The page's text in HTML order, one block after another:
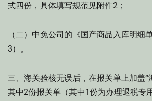
式四份，具体填写规范见附件2；
（二）中免公司的《国产商品入库明细
3）。
三、海关验核无误后，在报关单上加盖“
其中2份报关单（其中1份为办理退税专